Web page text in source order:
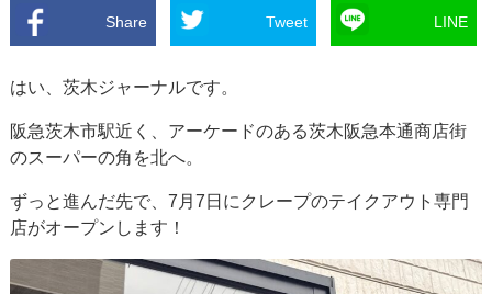
Share Tweet LINE
はい、茨木ジャーナルです。
阪急茨木市駅近く、アーケードのある茨木阪急本通商店街
のスーパーの角を北へ。
ずっと進んだ先で、7月7日にクレープのテイクアウト専門
店がオープンします！